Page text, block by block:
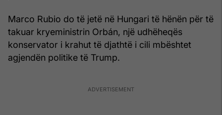
Marco Rubio do të jetë në Hungari të hënën për të
takuar kryeministrin Orbán, një udhëheqës
konservator i krahut të djathtë i cili mbështet
agjendën politike të Trump.